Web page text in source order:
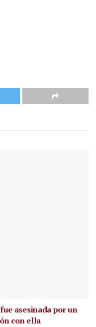
asesinada por un
con ella